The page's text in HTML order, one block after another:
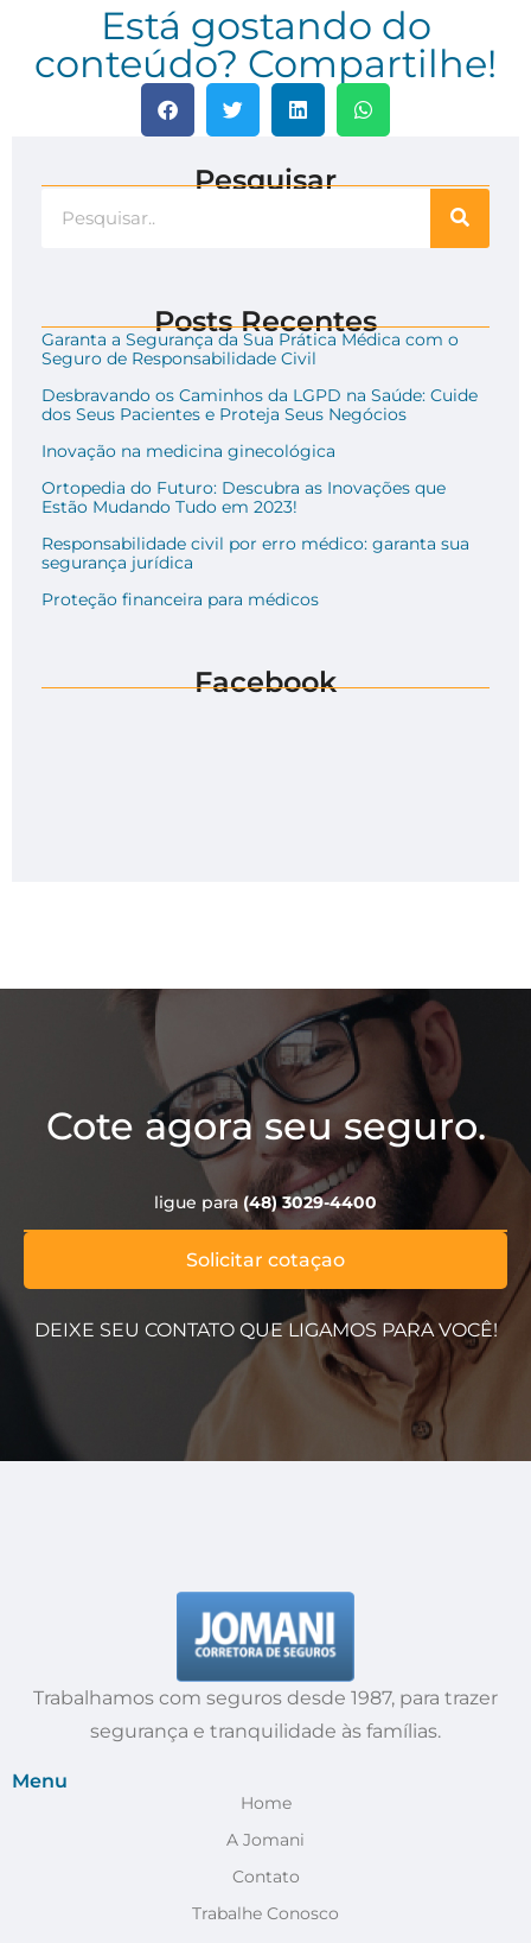
Está gostando do
conteúdo? Compartilhe!
Pesquisar
Posts Recentes
Garanta a Segurança da Sua Prática Médica com o
Seguro de Responsabilidade Civil
Desbravando os Caminhos da LGPD na Saúde: Cuide
dos Seus Pacientes e Proteja Seus Negócios
Inovação na medicina ginecológica
Ortopedia do Futuro: Descubra as Inovações que
Estão Mudando Tudo em 2023!
Responsabilidade civil por erro médico: garanta sua
segurança jurídica
Proteção financeira para médicos
Facebook
Cote agora seu seguro.
Solicitar cotaçao
ligue para (48) 3029-4400
DEIXE SEU CONTATO QUE LIGAMOS PARA VOCÊ!
Trabalhamos com seguros desde 1987, para trazer
segurança e tranquilidade às famílias.
Menu
Home
A Jomani
Contato
Trabalhe Conosco